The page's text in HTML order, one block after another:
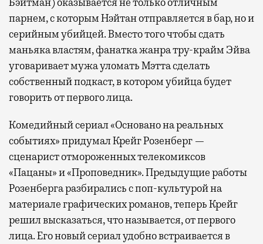
парнем, с которым Нэйтан отправляется в бар, но и
серийным убийцей. Вместо того чтобы сдать
маньяка властям, фанатка жанра тру-крайм Эйва
уговаривает мужа уломать Мэтта сделать
собственный подкаст, в котором убийца будет
говорить от первого лица.
Комедийный сериал «Основано на реальных
событиях» придумал Крейг Розенберг —
сценарист отмороженных телекомиксов
«Пацаны» и «Проповедник». Предыдущие работы
Розенберга разбирались с поп-культурой на
материале графических романов, теперь Крейг
решил высказаться, что называется, от первого
лица. Его новый сериал удобно встраивается в